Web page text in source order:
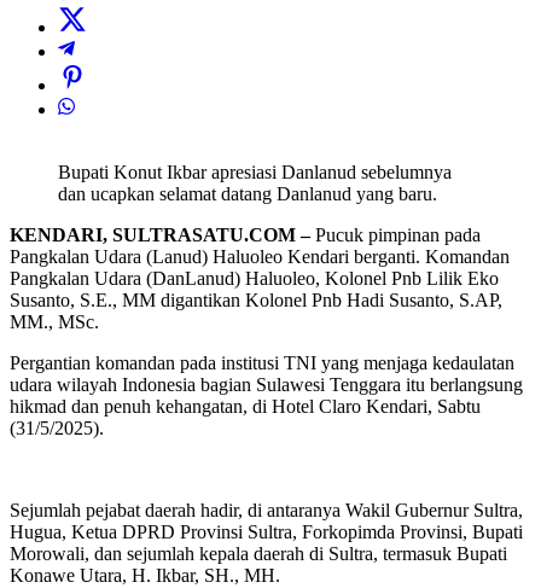
Bupati Konut Ikbar apresiasi Danlanud sebelumnya
dan ucapkan selamat datang Danlanud yang baru.
KENDARI, SULTRASATU.COM –Pucuk pimpinan pada
Pangkalan Udara (Lanud) Haluoleo Kendari berganti. Komandan
Pangkalan Udara (DanLanud) Haluoleo, Kolonel Pnb Lilik Eko
Susanto, S.E., MM digantikan Kolonel Pnb Hadi Susanto, S.AP,
MM., MSc.
Pergantian komandan pada institusi TNI yang menjaga kedaulatan
udara wilayah Indonesia bagian Sulawesi Tenggara itu berlangsung
hikmad dan penuh kehangatan, di Hotel Claro Kendari, Sabtu
(31/5/2025).
Sejumlah pejabat daerah hadir, di antaranya Wakil Gubernur Sultra,
Hugua, Ketua DPRD Provinsi Sultra, Forkopimda Provinsi, Bupati
Morowali, dan sejumlah kepala daerah di Sultra, termasuk Bupati
Konawe Utara, H. Ikbar, SH., MH.